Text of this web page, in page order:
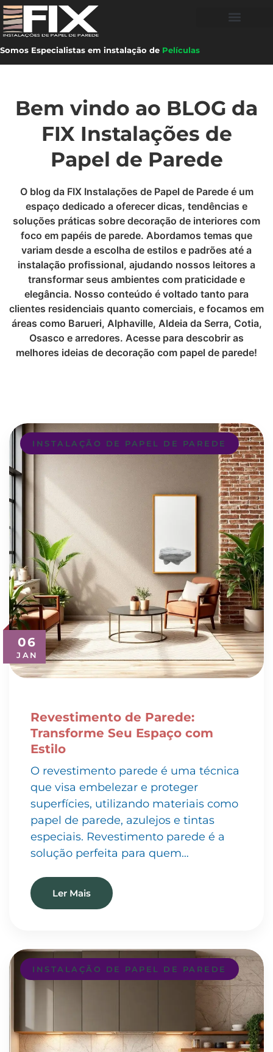
Somos Especialistas em instalação de Películas
Bem vindo ao BLOG da
FIX Instalações de
Papel de Parede
O blog da FIX Instalações de Papel de Parede é um
espaço dedicado a oferecer dicas, tendências e
soluções práticas sobre decoração de interiores com
foco em papéis de parede. Abordamos temas que
variam desde a escolha de estilos e padrões até a
instalação profissional, ajudando nossos leitores a
transformar seus ambientes com praticidade e
elegância. Nosso conteúdo é voltado tanto para
clientes residenciais quanto comerciais, e focamos em
áreas como Barueri, Alphaville, Aldeia da Serra, Cotia,
Osasco e arredores. Acesse para descobrir as
melhores ideias de decoração com papel de parede!
06
JAN
INSTALAÇÃO DE PAPEL DE PAREDE
Revestimento de Parede:
Transforme Seu Espaço com
Estilo
O revestimento parede é uma técnica
que visa embelezar e proteger
superfícies, utilizando materiais como
papel de parede, azulejos e tintas
especiais. Revestimento parede é a
solução perfeita para quem…
Ler Mais
INSTALAÇÃO DE PAPEL DE PAREDE